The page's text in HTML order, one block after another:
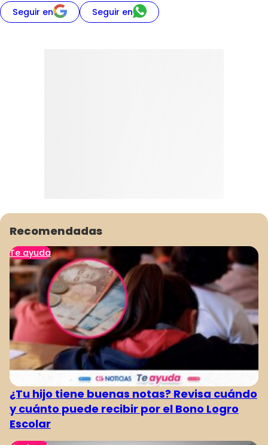
Seguir en Seguir en
Recomendadas
Te ayuda
¿Tu hijo tiene buenas notas? Revisa cuándo
y cuánto puede recibir por el Bono Logro
Escolar